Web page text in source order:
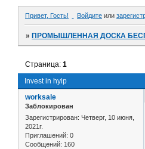
Привет, Гость! Войдите или
»ПРОМЫШЛЕННАЯ ДОСКА
Invest in hyip
Страница:1
worksale
Заблокирован
Зарегистрирован: Четверг, 10 июня,
2021г.
Приглашений: 0
Сообщений: 160